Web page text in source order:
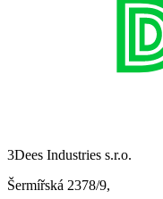
3Dees Industries s.r.o.
Šermířská 2378/9,